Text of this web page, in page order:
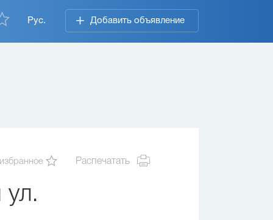
Рус. Добавить объявление
Распечатать